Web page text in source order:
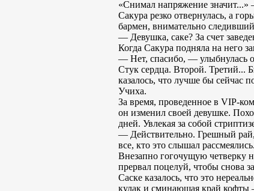
«Снимал напряжение значит...»
Сакура резко отвернулась, а
бармен, внимательно
— Девушка, саке? За счет
Когда Сакура подняла на него
— Нет, спасибо, — улыбнулась
Стук сердца. Второй. Третий...
казалось, что лучше бы сейчас
Учиха.
За время, проведенное в VIP-
он изменил своей девушке.
дней. Увлекая за собой
— Действительно. Грешный рай,
все, кто это слышал рассмеялись.
Внезапно гогочущую четверку
прервал поцелуй, чтобы снова
Саске казалось, что это
кулак и сминающая край кофты